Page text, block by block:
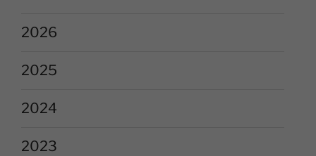
2026
2025
2024
2023